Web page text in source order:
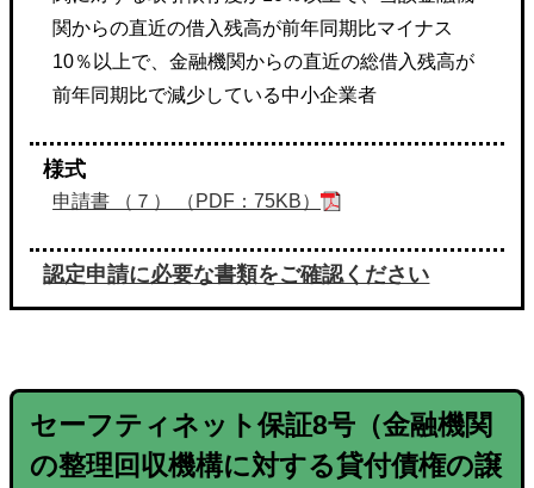
関からの直近の借入残高が前年同期比マイナス
10％以上で、金融機関からの直近の総借入残高が
前年同期比で減少している中小企業者
様式
申請書 （７） （PDF：75KB）
認定申請に必要な書類をご確認ください
セーフティネット保証8号 （金融機関
の整理回収機構に対する貸付債権の譲